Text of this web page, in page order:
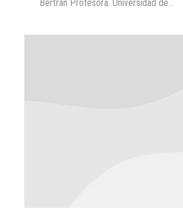
Bertran Profesora. Universidad de…